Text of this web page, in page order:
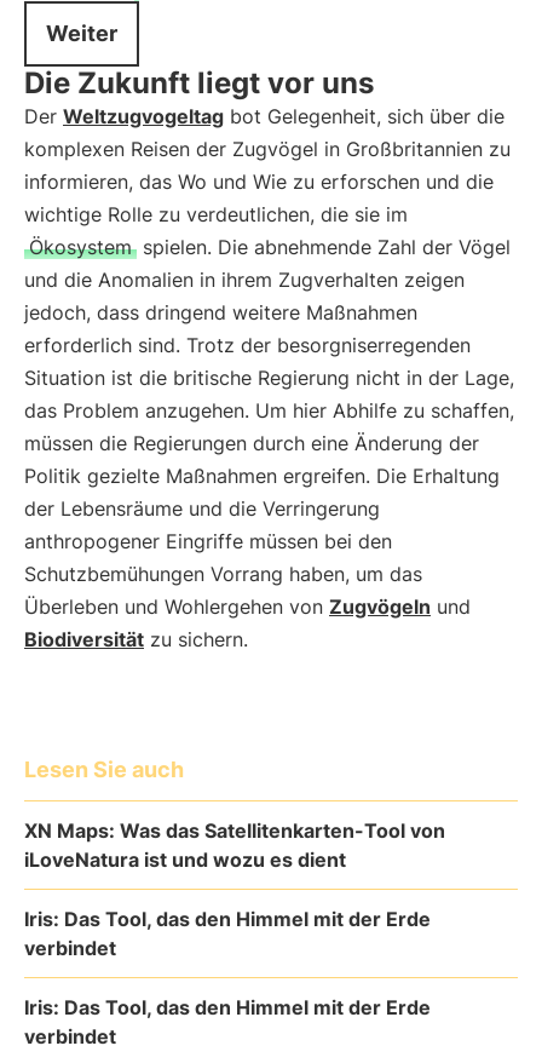
Weiter
Die Zukunft liegt vor uns
Der Weltzugvogeltag bot Gelegenheit, sich über die
komplexen Reisen der Zugvögel in Großbritannien zu
informieren, das Wo und Wie zu erforschen und die
wichtige Rolle zu verdeutlichen, die sie im
Ökosystem spielen. Die abnehmende Zahl der Vögel
und die Anomalien in ihrem Zugverhalten zeigen
jedoch, dass dringend weitere Maßnahmen
erforderlich sind. Trotz der besorgniserregenden
Situation ist die britische Regierung nicht in der Lage,
das Problem anzugehen. Um hier Abhilfe zu schaffen,
müssen die Regierungen durch eine Änderung der
Politik gezielte Maßnahmen ergreifen. Die Erhaltung
der Lebensräume und die Verringerung
anthropogener Eingriffe müssen bei den
Schutzbemühungen Vorrang haben, um das
Überleben und Wohlergehen von Zugvögeln und
Biodiversität zu sichern.
Lesen Sie auch
XN Maps: Was das Satellitenkarten-Tool von
iLoveNatura ist und wozu es dient
Iris: Das Tool, das den Himmel mit der Erde
verbindet
Iris: Das Tool, das den Himmel mit der Erde
verbindet